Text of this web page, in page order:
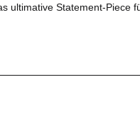
ultimative Statement-Piece